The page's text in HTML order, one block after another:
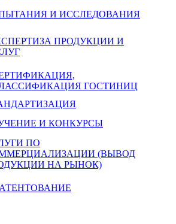
И ИССЛЕДОВАНИЯ
ПРОДУКЦИИ И
ГОСТИНИЦ
И КОНКУРСЫ
ПО
(ВЫВОД
НА РЫНОК)